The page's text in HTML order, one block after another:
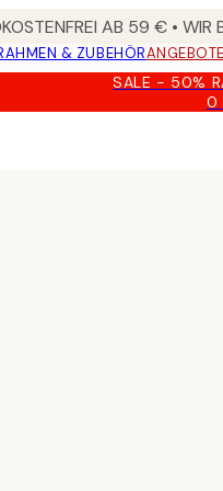
AB 59 € • WIR
& ZUBEHÖRANGEBOTE
SALE - 50%
0